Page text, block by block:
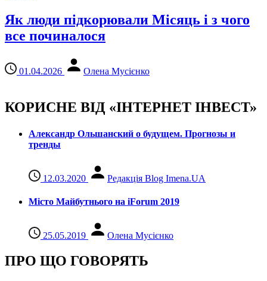
Як люди підкорювали Місяць і з чого
все починалося
01.04.2026 Олена Мусієнко
КОРИСНЕ ВІД «ІНТЕРНЕТ ІНВЕСТ»
Александр Ольшанский о будущем. Прогнозы и
тренды
12.03.2020 Редакція Blog Imena.UA
Місто Майбутнього на iForum 2019
25.05.2019 Олена Мусієнко
ПРО ЩО ГОВОРЯТЬ